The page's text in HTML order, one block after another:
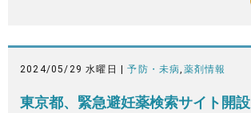
2024/05/29 水曜日 |予防・未病 薬剤情報
東京都、緊急避妊薬検索サイト開設